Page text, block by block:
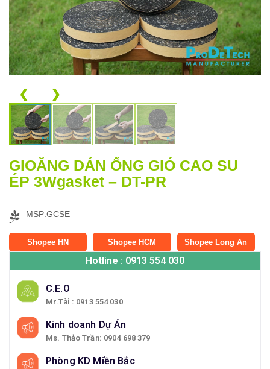
❮ ❯
GIOĂNG DÁN ỐNG GIÓ CAO SU
ÉP 3Wgasket – DT-PR
MSP:GCSE
Shopee HN Shopee HCM Shopee Long An
Hotline : 0913 554 030
C.E.O
Mr.Tài : 0913 554 030
Kinh doanh Dự Án
Ms. Thảo Trần: 0904 698 379
Phòng KD Miền Bắc